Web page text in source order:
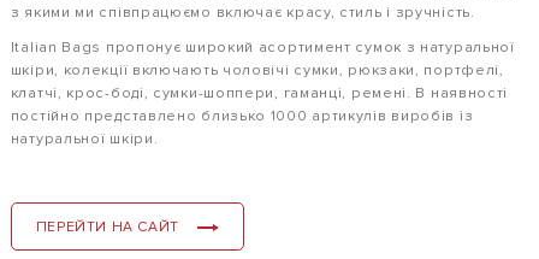
з якими ми співпрацюємо включає красу, стиль і зручність.
Italian Bags пропонує широкий асортимент сумок з натуральної
шкіри, колекції включають чоловічі сумки, рюкзаки, портфелі,
клатчі, крос-боді, сумки-шоппери, гаманці, ремені. В наявності
постійно представлено близько 1000 артикулів виробів із
натуральної шкіри.
ПЕРЕЙТИ НА САЙТ